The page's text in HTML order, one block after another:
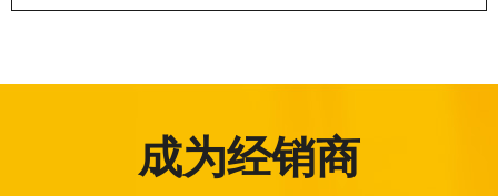
成为经销商